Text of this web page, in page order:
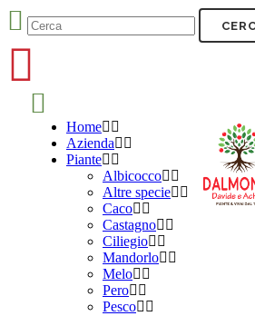
Home
Azienda
Piante
Albicocco
Altre specie
Caco
Castagno
Ciliegio
Mandorlo
Melo
Pero
Pesco